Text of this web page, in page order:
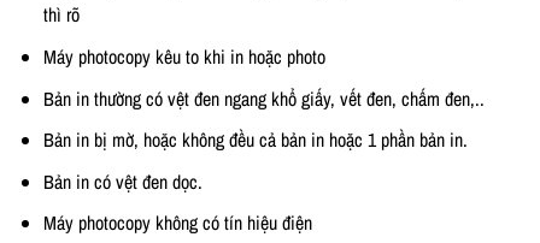
thì rõ
Máy photocopy kêu to khi in hoặc photo
Bản in thường có vệt đen ngang khổ giấy, vết đen, chấm đen,..
Bản in bị mờ, hoặc không đều cả bản in hoặc 1 phần bản in.
Bản in có vệt đen dọc.
Máy photocopy không có tín hiệu điện